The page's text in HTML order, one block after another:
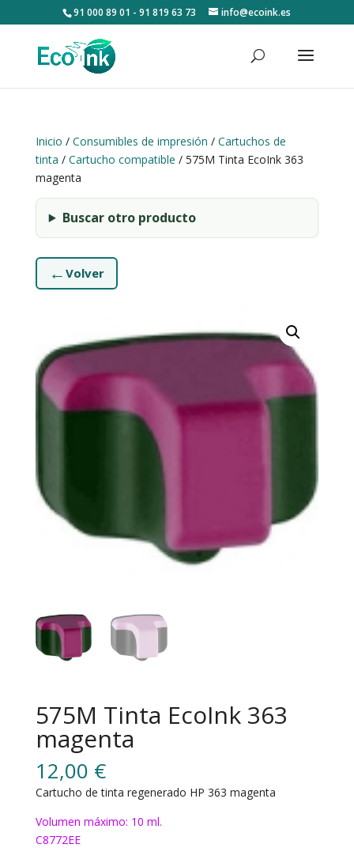
91 000 89 01 - 91 819 63 73 info@ecoink.es
Inicio / Consumibles de impresión / Cartuchos de
tinta / Cartucho compatible / 575M Tinta EcoInk 363
magenta
Buscar otro producto
← Volver
575M Tinta EcoInk 363
magenta
12,00 €
Cartucho de tinta regenerado HP 363 magenta
Volumen máximo: 10 ml.
C8772EE